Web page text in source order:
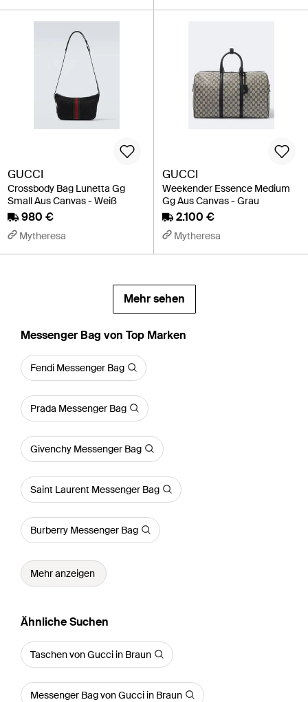
GUCCI
Crossbody Bag Lunetta Gg
Small Aus Canvas - Weiß
980 €
Mytheresa
GUCCI
Weekender Essence Medium
Gg Aus Canvas - Grau
2.100 €
Mytheresa
Mehr sehen
Messenger Bag von Top Marken
Fendi Messenger Bag
Prada Messenger Bag
Givenchy Messenger Bag
Saint Laurent Messenger Bag
Burberry Messenger Bag
Mehr anzeigen
Ähnliche Suchen
Taschen von Gucci in Braun
Messenger Bag von Gucci in Braun